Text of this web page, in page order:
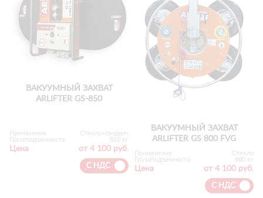
ВАКУУМНЫЙ ЗАХВАТ
ARLIFTER GS-850
Применение
Стекло+сэндвич
Грузоподъемность
850 кг
Цена от 4 100 руб.
С НДС
ВАКУУМНЫЙ ЗАХВАТ
ARLIFTER GS 800 FVG
Применение
Стекло
Грузоподъемность
800 кг
Цена от 4 100 руб.
С НДС